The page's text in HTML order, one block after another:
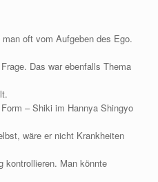
oft vom Aufgeben des Ego.
Das war ebenfalls Thema
– Shiki im Hannya Shingyo
wäre er nicht Krankheiten
kontrollieren. Man könnte